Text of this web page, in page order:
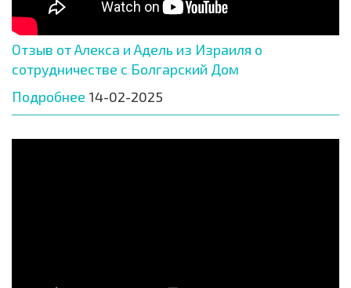
Отзыв от Алекса и Адель из Израиля о
сотрудничестве с Болгарский Дом
Подробнее 14-02-2025